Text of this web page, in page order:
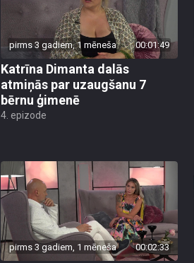
pirms 3 gadiem, 1 mēneša 00:01:49
Katrīna Dimanta dalās
atmiņās par uzaugšanu 7
bērnu ģimenē
4. epizode
pirms 3 gadiem, 1 mēneša 00:02:33